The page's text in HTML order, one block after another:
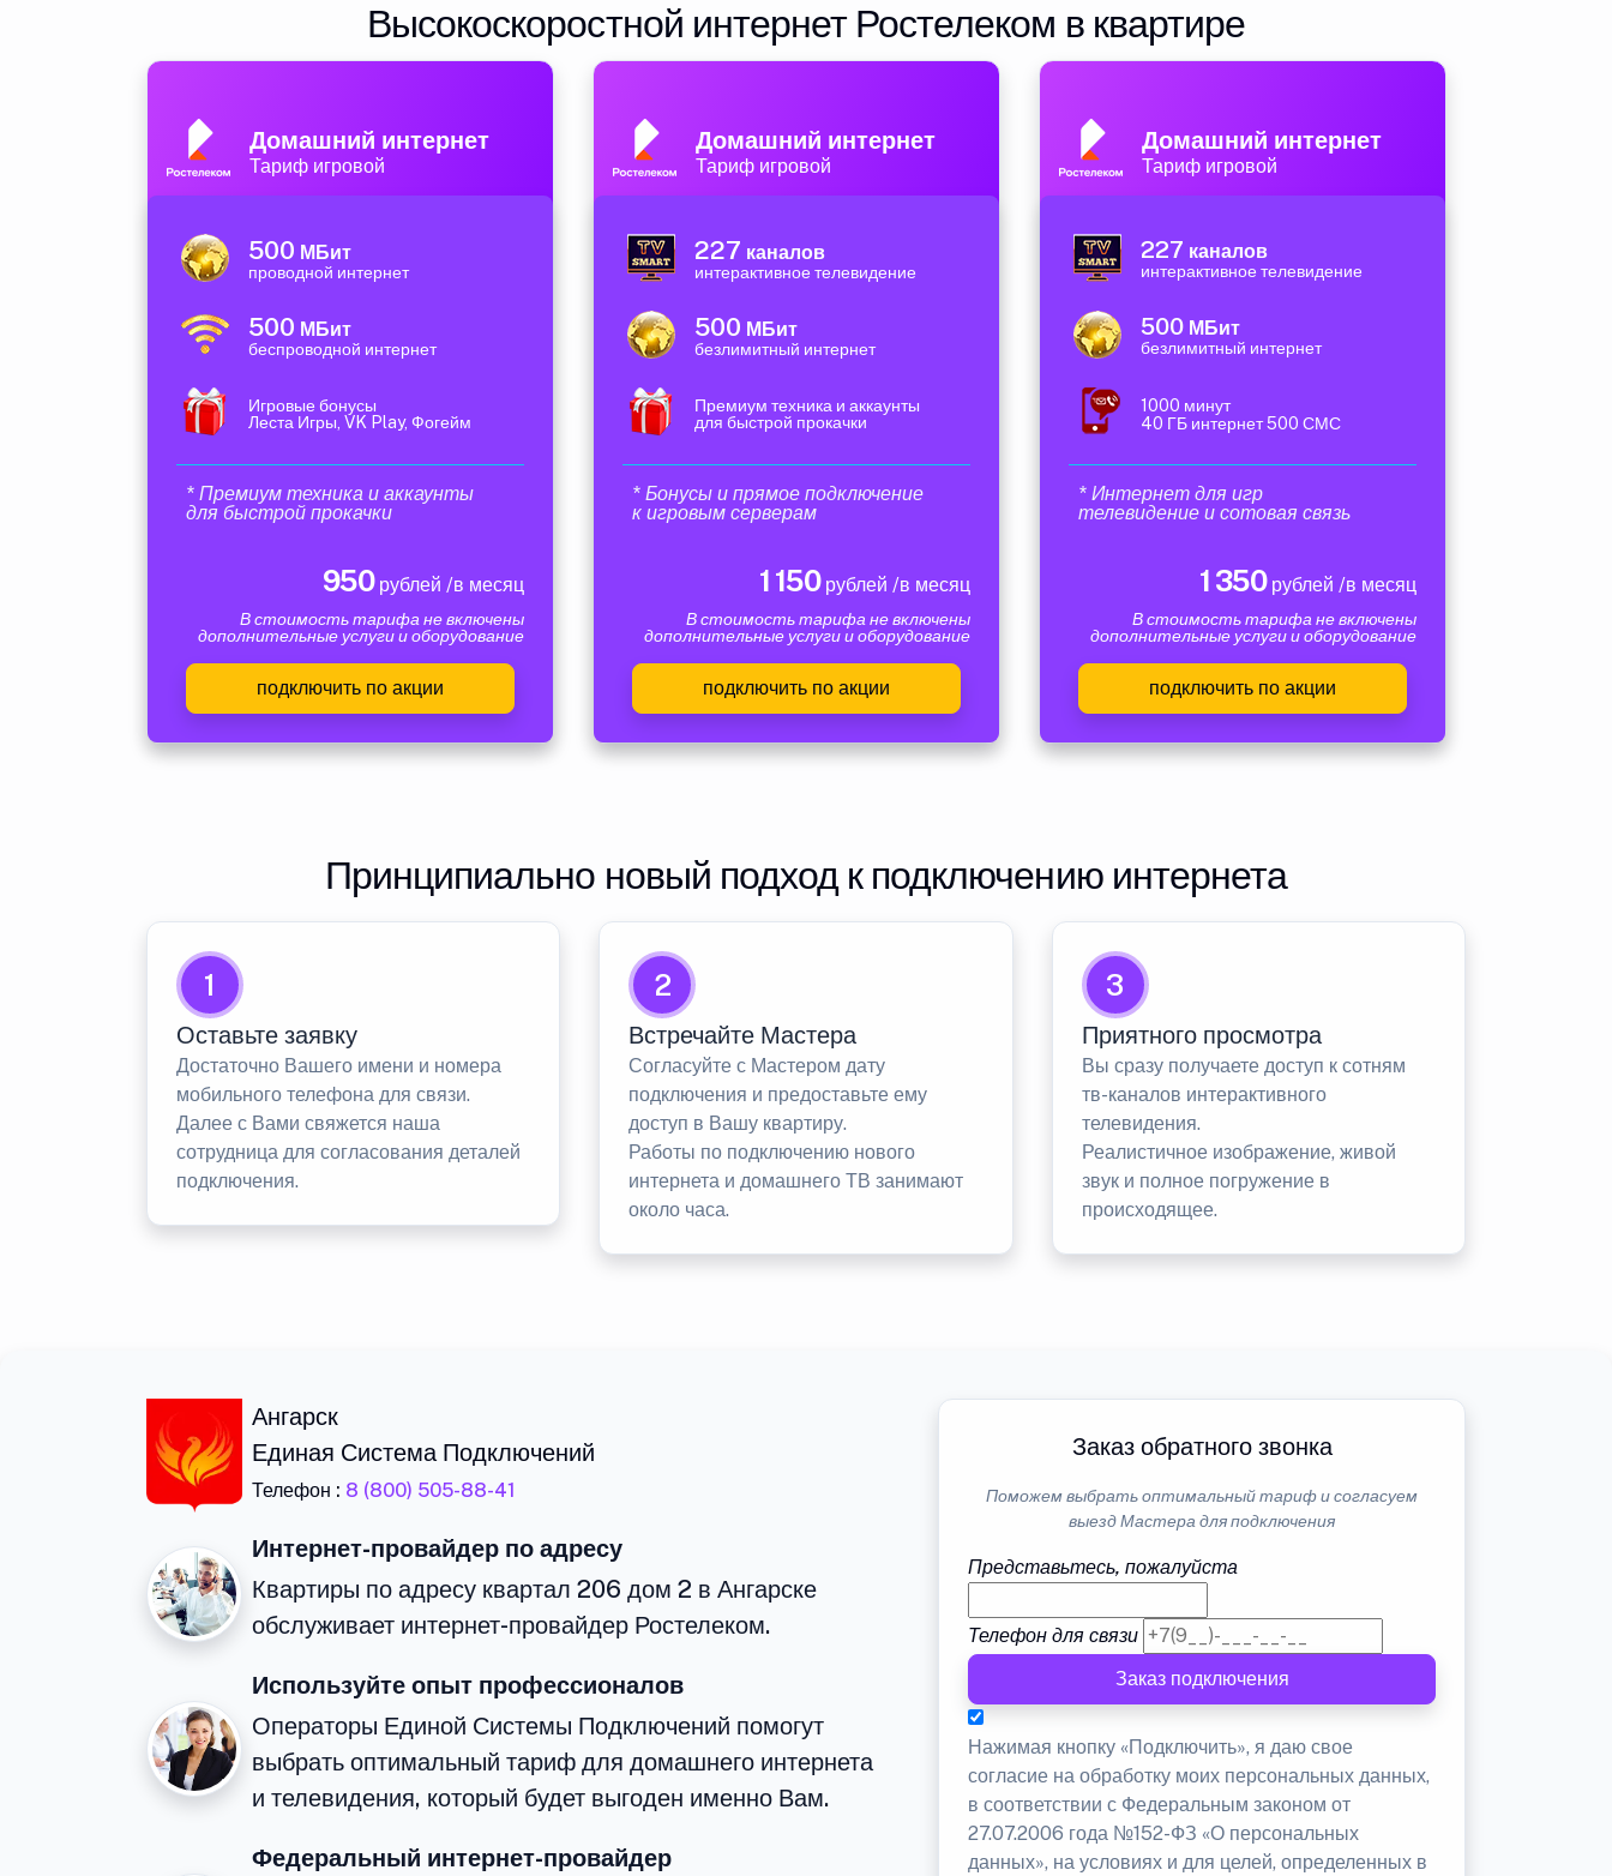
Высокоскоростной интернет Ростелеком в квартире
Домашний интернет
Тариф игровой
500 МБит
проводной интернет
500 МБит
беспроводной интернет
Игровые бонусы
Леста Игры, VK Play, Фогейм
* Премиум техника и аккаунты
для быстрой прокачки
950рублей /в месяц
В стоимость тарифа не включены
дополнительные услуги и оборудование
подключить по акции
Домашний интернет
Тариф игровой
227 каналов
интерактивное телевидение
500 МБит
безлимитный интернет
Премиум техника и аккаунты
для быстрой прокачки
* Бонусы и прямое подключение
к игровым серверам
1 150рублей /в месяц
В стоимость тарифа не включены
дополнительные услуги и оборудование
подключить по акции
Домашний интернет
Тариф игровой
227 каналов
интерактивное телевидение
500 МБит
безлимитный интернет
1000 минут
40 ГБ интернет 500 СМС
* Интернет для игр
телевидение и сотовая связь
1 350рублей /в месяц
В стоимость тарифа не включены
дополнительные услуги и оборудование
подключить по акции
Принципиально новый подход к подключению интернета
1
Оставьте заявку
Достаточно Вашего имени и номера
мобильного телефона для связи.
Далее с Вами свяжется наша
сотрудница для согласования деталей
подключения.
2
Встречайте Мастера
Согласуйте с Мастером дату
подключения и предоставьте ему
доступ в Вашу квартиру.
Работы по подключению нового
интернета и домашнего ТВ занимают
около часа.
3
Приятного просмотра
Вы сразу получаете доступ к сотням
тв-каналов интерактивного
телевидения.
Реалистичное изображение, живой
звук и полное погружение в
происходящее.
Ангарск
Единая Система Подключений
Телефон : 8 (800) 505-88-41
Интернет-провайдер по адресу
Квартиры по адресу квартал 206 дом 2 в Ангарске
обслуживает интернет-провайдер Ростелеком.
Используйте опыт профессионалов
Операторы Единой Системы Подключений помогут
выбрать оптимальный тариф для домашнего интернета
и телевидения, который будет выгоден именно Вам.
Федеральный интернет-провайдер
Заказ обратного звонка
Поможем выбрать оптимальный тариф и согласуем
выезд Мастера для подключения
Представьтесь, пожалуйста
Телефон для связи
Заказ подключения
Нажимая кнопку «Подключить», я даю свое
согласие на обработку моих персональных данных,
в соответствии с Федеральным законом от
27.07.2006 года №152-ФЗ «О персональных
данных», на условиях и для целей, определенных в